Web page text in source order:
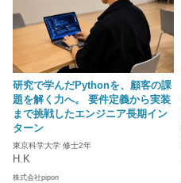
研究で学んだPythonを、顧客の課
題を解く力へ。 要件定義から実装
まで挑戦したエンジニア長期イン
ターン
東京科学大学 修士2年
H.K
株式会社pipon